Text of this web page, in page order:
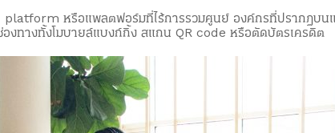
หรือแพลตฟอร์มที่ไร้การรวมศูนย์ องค์กรที่ปรากฏบน
งทางทั้งโมบายล์แบงก์กิ้ง สแกน QR code หรือตัดบัตรเครดิต